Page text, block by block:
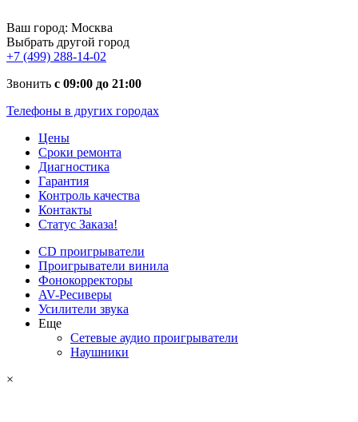
Ваш город: Москва
Выбрать другой город
+7 (499) 288-14-02
Звонить с 09:00 до 21:00
Телефоны в других городах
Цены
Сроки ремонта
Диагностика
Гарантия
Контроль качества
Контакты
Статус Заказа!
CD проигрыватели
Проигрыватели винила
Фонокорректоры
AV-Ресиверы
Усилители звука
Еще
Сетевые аудио проигрыватели
Наушники
×